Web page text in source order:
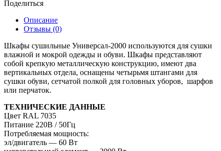
Поделиться
Описание
Отзывы (0)
Шкафы сушильные Универсал-2000 используются для сушки
влажной и мокрой одежды и обуви. Шкафы представляют
собой крепкую металлическую конструкцию, имеют два
вертикальных отдела, оснащены четырьмя штангами для
сушки обуви, сетчатой полкой для головных уборов, шарфов
или перчаток.
ТЕХНИЧЕСКИЕ ДАННЫЕ
Цвет RAL 7035
Питание 220В / 50Гц
Потребляемая мощность:
эл/двигатель — 60 Вт